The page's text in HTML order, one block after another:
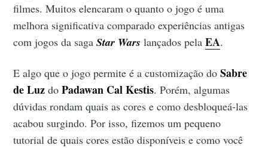
filmes. Muitos elencaram o quanto o jogo é uma
melhora significativa comparado experiências antigas
com jogos da sagaStar Wars lançados pelaEA.
E algo que o jogo permite é a customização doSabre
de Luz doPadawan Cal Kestis. Porém, algumas
dúvidas rondam quais as cores e como desbloqueá-las
acabou surgindo. Por isso, fizemos um pequeno
tutorial de quais cores estão disponíveis e como você